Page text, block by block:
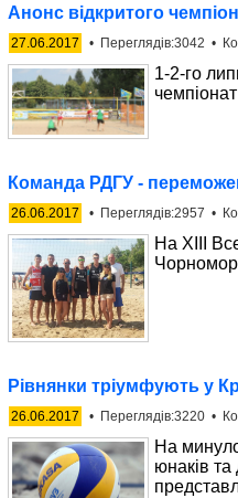
Анонс відкритого
27.06.2017 • Переглядів:3042 •
1-2-го
Команда РДГУ -
26.06.2017 • Переглядів:2957 •
На ХІІІ
Рівнянки тріумфують у
26.06.2017 • Переглядів:3220 •
На
юнаків та